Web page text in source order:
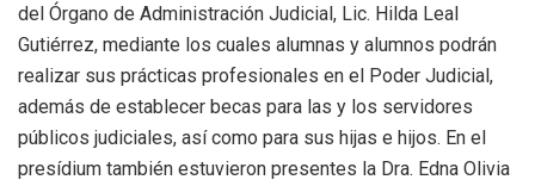
del Órgano de Administración Judicial, Lic. Hilda Leal
Gutiérrez, mediante los cuales alumnas y alumnos podrán
realizar sus prácticas profesionales en el Poder Judicial,
además de establecer becas para las y los servidores
públicos judiciales, así como para sus hijas e hijos. En el
presídium también estuvieron presentes la Dra. Edna Olivia